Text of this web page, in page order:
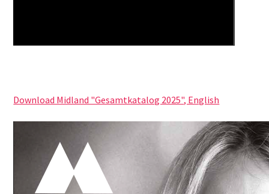
Download Midland "Gesamtkatalog 2025", English